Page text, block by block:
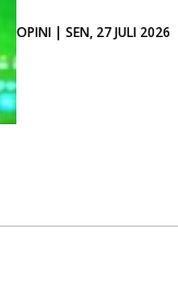
OPINI | SEN, 27 JULI 2026